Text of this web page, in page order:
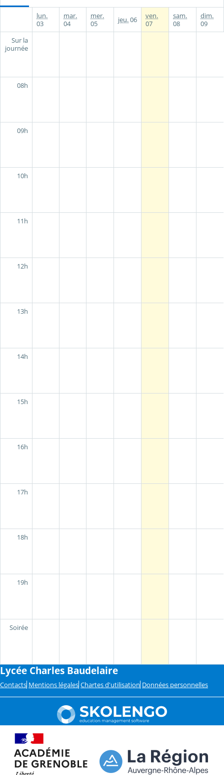
lun.
03
mar.
04
mer.
05
jeu.06
ven.
07
sam.
08
dim.
09
Sur la
journée
08h
09h
10h
11h
12h
13h
14h
15h
16h
17h
18h
19h
Soirée
Lycée Charles Baudelaire
Contacts Mentions légales Chartes d'utilisation Données personnelles